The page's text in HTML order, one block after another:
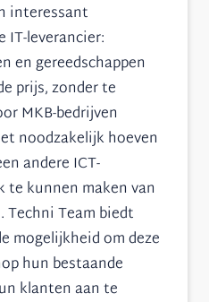
interessant
IT-leverancier:
en gereedschappen
prijs, zonder te
MKB-bedrijven
noodzakelijk hoeven
andere ICT-
te kunnen maken van
Techni Team biedt
mogelijkheid om deze
hun bestaande
klanten aan te